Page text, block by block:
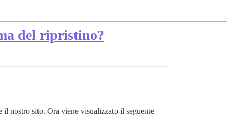
del ripristino?
il nostro sito. Ora viene visualizzato il seguente